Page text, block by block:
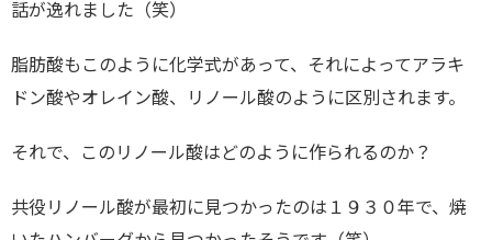
話が逸れました（笑）
脂肪酸もこのように化学式があって、それによってアラキ
ドン酸やオレイン酸、リノール酸のように区別されます。
それで、このリノール酸はどのように作られるのか？
共役リノール酸が最初に見つかったのは１９３０年で、焼